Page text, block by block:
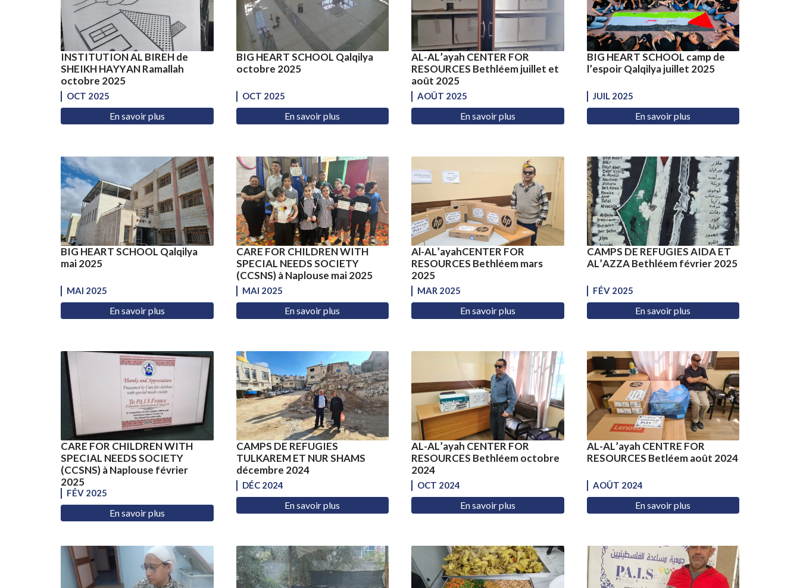
INSTITUTION AL BIREH de
SHEIKH HAYYAN Ramallah
octobre 2025
OCT 2025
En savoir plus
BIG HEART SCHOOL Qalqilya
octobre 2025
OCT 2025
En savoir plus
AL-AL’ayah CENTER FOR
RESOURCES Bethléem juillet et
août 2025
AOÛT 2025
En savoir plus
BIG HEART SCHOOL camp de
l’espoir Qalqilya juillet 2025
JUIL 2025
En savoir plus
BIG HEART SCHOOL Qalqilya
mai 2025
MAI 2025
En savoir plus
CARE FOR CHILDREN WITH
SPECIAL NEEDS SOCIETY
(CCSNS) à Naplouse mai 2025
MAI 2025
En savoir plus
Al-AL’ayahCENTER FOR
RESOURCES Bethléem mars
2025
MAR 2025
En savoir plus
CAMPS DE REFUGIES AIDA ET
AL’AZZA Bethléem février 2025
FÉV 2025
En savoir plus
CARE FOR CHILDREN WITH
SPECIAL NEEDS SOCIETY
(CCSNS) à Naplouse février
2025
FÉV 2025
En savoir plus
CAMPS DE REFUGIES
TULKAREM ET NUR SHAMS
décembre 2024
DÉC 2024
En savoir plus
AL-AL’ayah CENTER FOR
RESOURCES Bethléem octobre
2024
OCT 2024
En savoir plus
AL-AL’ayah CENTRE FOR
RESOURCES Betléem août 2024
AOÛT 2024
En savoir plus